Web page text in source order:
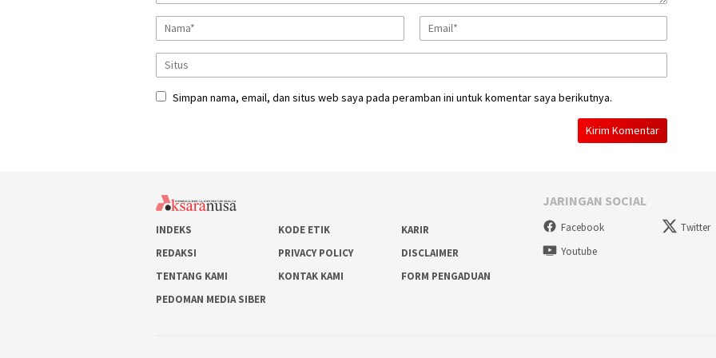
Simpan nama, email, dan situs web saya pada peramban ini untuk komentar saya berikutnya.
INDEKS KODE ETIK
KARIR
REDAKSI
PRIVACY POLICY
DISCLAIMER
TENTANG KAMI
KONTAK KAMI
FORM PENGADUAN
PEDOMAN MEDIA SIBER
JARINGAN SOCIAL
Facebook Twitter
Youtube